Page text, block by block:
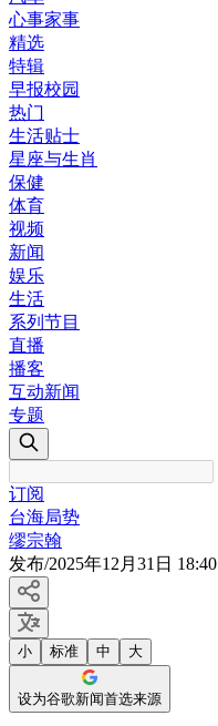
心事家事
精选
特辑
早报校园
热门
生活贴士
星座与生肖
保健
体育
视频
新闻
娱乐
生活
系列节目
直播
播客
互动新闻
专题
订阅
台海局势
缪宗翰
发布/2025年12月31日 18:40
小 标准 中 大
设为谷歌新闻首选来源